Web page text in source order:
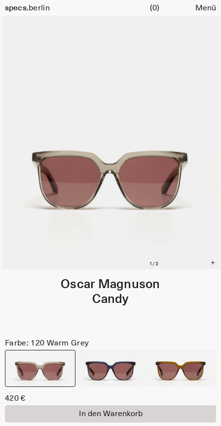
specs.berlin
Warenkorb (0) Menü
Oscar Magnuson
Candy
Farbe: 120 Warm Grey
Größe
51
420 €
In den Warenkorb